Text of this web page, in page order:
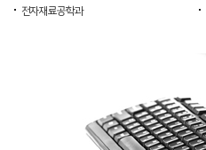
전자재료공학과